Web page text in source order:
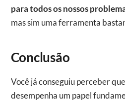
para todos os nossos
mas sim uma ferramenta
Conclusão
Você já conseguiu perceber que a Inteligência Artificial
desempenha um papel